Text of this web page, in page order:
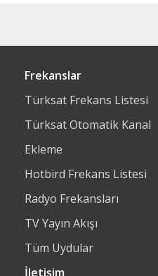
Frekanslar
Türksat Frekans Listesi
Türksat Otomatik Kanal
Ekleme
Hotbird Frekans Listesi
Radyo Frekansları
TV Yayın Akışı
Tüm Uydular
İletişim